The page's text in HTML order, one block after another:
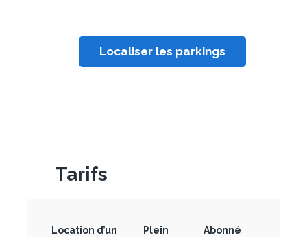
Localiser les parkings
Tarifs
Location d’un
Plein
Abonné